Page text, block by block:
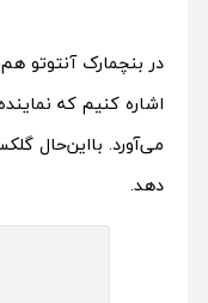
در بنچمارک آنتوتو هم
دهد.